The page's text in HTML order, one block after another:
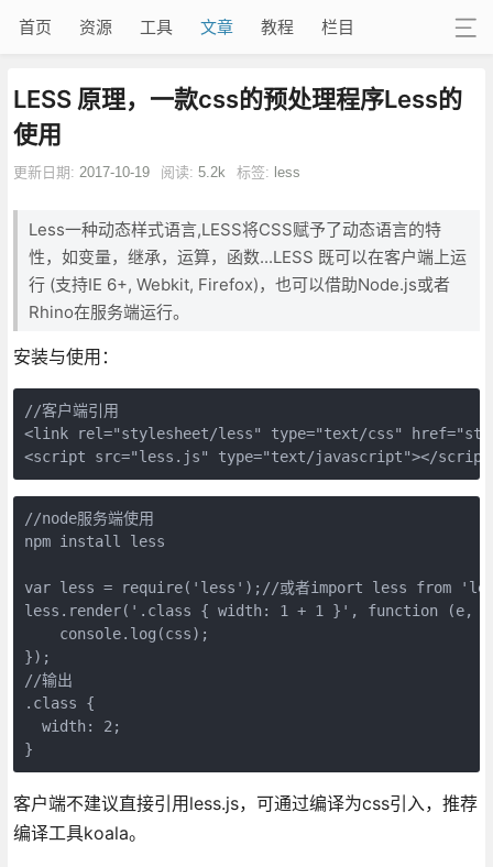
首页 资源 工具 文章 教程 栏目
LESS 原理，一款css的预处理程序Less的
使用
更新日期: 2017-10-19 阅读: 5.2k 标签: less
​Less一种动态样式语言,LESS将CSS赋予了动态语言的特
性，如变量，继承，运算，函数...LESS 既可以在客户端上运
行 (支持IE 6+, Webkit, Firefox)，也可以借助Node.js或者
Rhino在服务端运行。
安装与使用：
//客户端引用
<link rel="stylesheet/less" type="text/css"
<script src="less.js" type="text/javascript"></
//node服务端使用
npm install less
var less = require('less');//或者import less from
less.render('.class { width: 1 + 1 }', function (e,
    console.log(css);
});
//输出
.class {
  width: 2;
}
客户端不建议直接引用less.js，可通过编译为css引入，推荐
编译工具koala。